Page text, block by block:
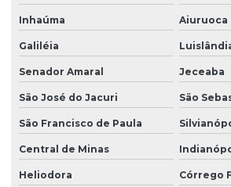
Inhaúma Aiuruoca
Galiléia
Senador Amaral Jeceaba
São José do Jacuri São
São Francisco de Paula
Central de Minas
Heliodora Córrego